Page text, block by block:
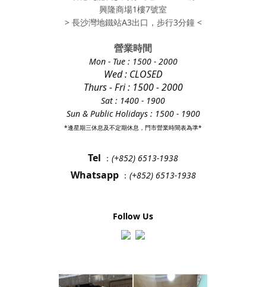
興隆商場1樓7號室
> 長沙灣地鐵站A3出口，步行3分鐘 <
營業時間
Mon - Tue: 1500 - 2000
Wed : CLOSED
Thurs - Fri: 1500 - 2000
Sat : 1400 - 1900
Sun & Public Holidays : 1500 - 1900
*逢星期三休息及不定期休息，門市營業時間表為準*
Tel ： (+852) 6513-1938
Whatsapp ： (+852) 6513-1938
Follow Us